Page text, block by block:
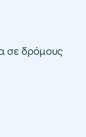
σε δρόμους